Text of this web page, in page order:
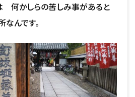
何かしらの苦しみ事があると
んです。